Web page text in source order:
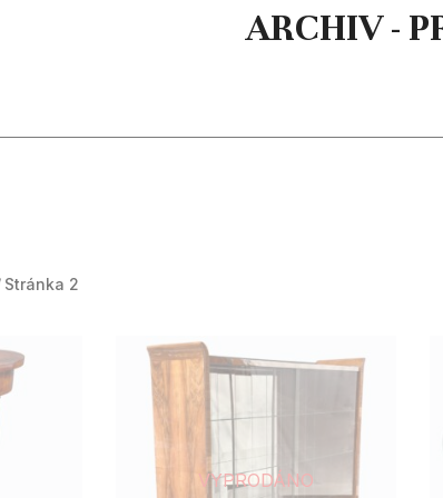
ARCHIV -
Stránka 2
VYPRODÁNO